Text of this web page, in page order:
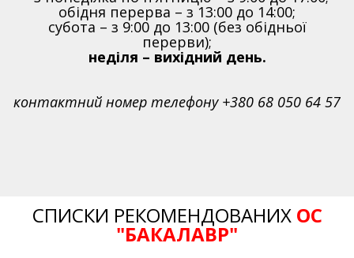
обідня перерва – з 13:00 до 14:00;
субота – з 9:00 до 13:00 (без обідньої
перерви);
неділя – вихідний день.
контактний номер телефону +380 68 050 64 57
СПИСКИ РЕКОМЕНДОВАНИХ ОС
"БАКАЛАВР"